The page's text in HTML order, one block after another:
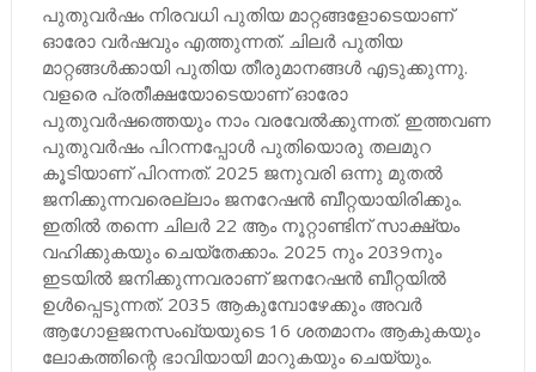
പുതുവർഷം നിരവധി പുതിയ മാറ്റങ്ങളോടെയാണ്
ഓരോ വർഷവും എത്തുന്നത്. ചിലർ പുതിയ
മാറ്റങ്ങൾക്കായി പുതിയ തീരുമാനങ്ങൾ എടുക്കുന്നു.
വളരെ പ്രതീക്ഷയോടെയാണ് ഓരോ
പുതുവർഷത്തെയും നാം വരവേൽക്കുന്നത്. ഇത്തവണ
പുതുവർഷം പിറന്നപ്പോൾ പുതിയൊരു തലമുറ
കൂടിയാണ് പിറന്നത്. 2025 ജനുവരി ഒന്നു മുതൽ
ജനിക്കുന്നവരെല്ലാം ജനറേഷൻ ബീറ്റയായിരിക്കും.
ഇതിൽ തന്നെ ചിലർ 22 ആം നൂറ്റാണ്ടിന് സാക്ഷ്യം
വഹിക്കുകയും ചെയ്തേക്കാം. 2025 നും 2039നും
ഇടയിൽ ജനിക്കുന്നവരാണ് ജനറേഷൻ ബീറ്റയിൽ
ഉൾപ്പെടുന്നത്. 2035 ആകുമ്പോഴേക്കും അവർ
ആഗോളജനസംഖ്യയുടെ 16 ശതമാനം ആകുകയും
ലോകത്തിന്റെ ഭാവിയായി മാറുകയും ചെയ്യും.